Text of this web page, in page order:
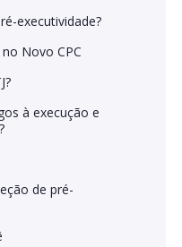
executividade?
Novo CPC
à execução e
de pré-